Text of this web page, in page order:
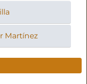
Martínez